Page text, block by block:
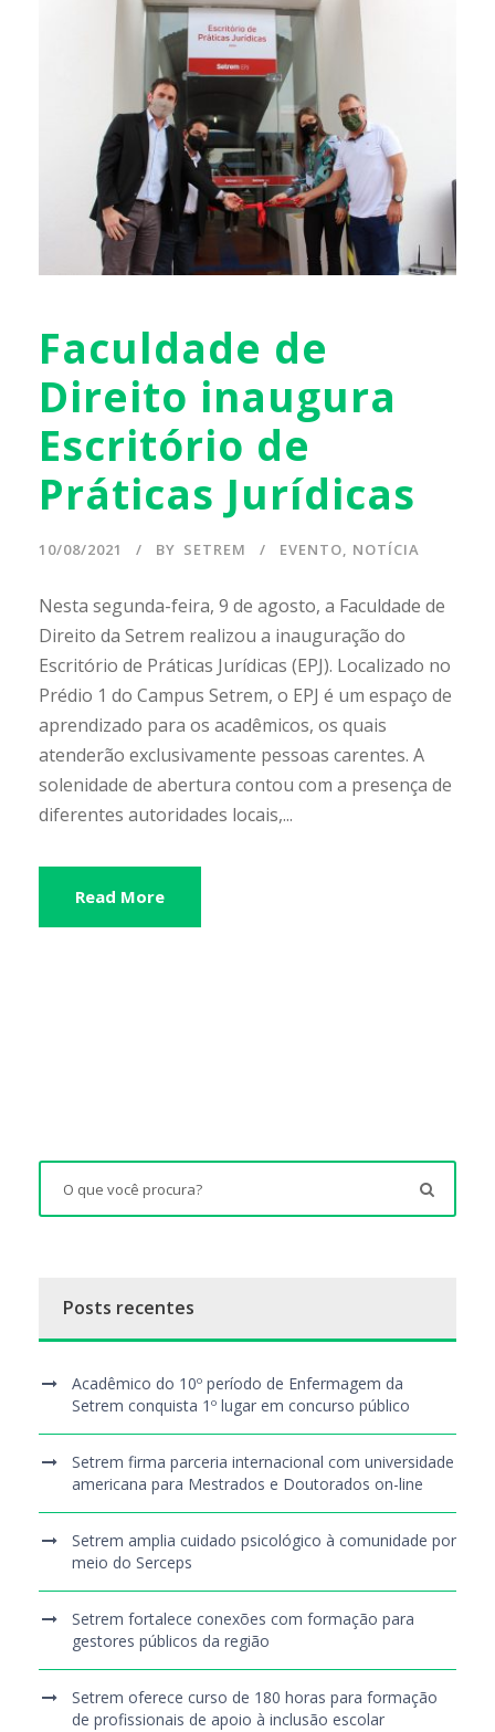
Faculdade de
Direito inaugura
Escritório de
Práticas Jurídicas
10/08/2021 BY SETREM EVENTO, NOTÍCIA
Nesta segunda-feira, 9 de agosto, a Faculdade de
Direito da Setrem realizou a inauguração do
Escritório de Práticas Jurídicas (EPJ). Localizado no
Prédio 1 do Campus Setrem, o EPJ é um espaço de
aprendizado para os acadêmicos, os quais
atenderão exclusivamente pessoas carentes. A
solenidade de abertura contou com a presença de
diferentes autoridades locais,...
Read More
Posts recentes
Acadêmico do 10º período de Enfermagem da
Setrem conquista 1º lugar em concurso público
Setrem firma parceria internacional com universidade
americana para Mestrados e Doutorados on-line
Setrem amplia cuidado psicológico à comunidade por
meio do Serceps
Setrem fortalece conexões com formação para
gestores públicos da região
Setrem oferece curso de 180 horas para formação
de profissionais de apoio à inclusão escolar